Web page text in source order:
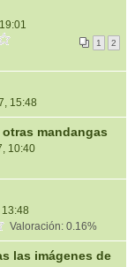
1 2
15:48
mandangas
10:40
Valoración: 0.16%
las imágenes de